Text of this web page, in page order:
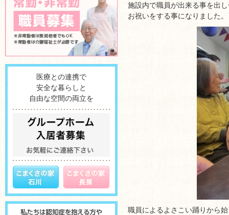
施設内で職員が出来る事を出
お祝いをする事になりました。
職員によるよさこい踊りから
医療との連携で
安全な暮らしと
自由な空間の両立を